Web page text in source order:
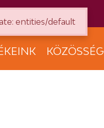
KÖZÖSSÉG
entities/default